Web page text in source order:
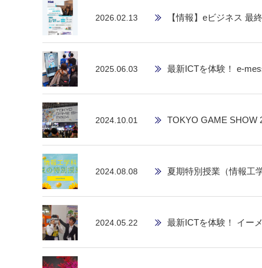
2026.02.13 【情報】eビジネス 最
2025.06.03 最新ICTを体験！ e-
2024.10.01 TOKYO GAME SHOW
2024.08.08 夏期特別授業（情報工
2024.05.22 最新ICTを体験！ イー